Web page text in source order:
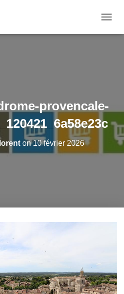
U
R
E
A
A
provencale-
on10 février 2026